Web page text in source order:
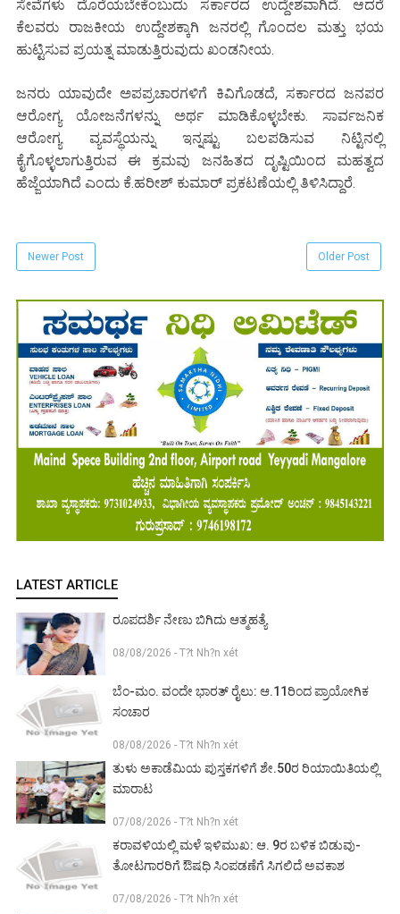
ಸೇವೆಗಳು ದೊರೆಯಬೇಕೆಂಬುದು ಸರ್ಕಾರದ ಉದ್ದೇಶವಾಗಿದೆ. ಆದರೆ
ಕೆಲವರು ರಾಜಕೀಯ ಉದ್ದೇಶಕ್ಕಾಗಿ ಜನರಲ್ಲಿ ಗೊಂದಲ ಮತ್ತು ಭಯ
ಹುಟ್ಟಿಸುವ ಪ್ರಯತ್ನ ಮಾಡುತ್ತಿರುವುದು ಖಂಡನೀಯ.
ಜನರು ಯಾವುದೇ ಅಪಪ್ರಚಾರಗಳಿಗೆ ಕಿವಿಗೊಡದೆ, ಸರ್ಕಾರದ ಜನಪರ
ಆರೋಗ್ಯ ಯೋಜನೆಗಳನ್ನು ಅರ್ಥ ಮಾಡಿಕೊಳ್ಳಬೇಕು. ಸಾರ್ವಜನಿಕ
ಆರೋಗ್ಯ ವ್ಯವಸ್ಥೆಯನ್ನು ಇನ್ನಷ್ಟು ಬಲಪಡಿಸುವ ನಿಟ್ಟಿನಲ್ಲಿ
ಕೈಗೊಳ್ಳಲಾಗುತ್ತಿರುವ ಈ ಕ್ರಮವು ಜನಹಿತದ ದೃಷ್ಟಿಯಿಂದ ಮಹತ್ವದ
ಹೆಜ್ಜೆಯಾಗಿದೆ ಎಂದು ಕೆ.ಹರೀಶ್ ಕುಮಾರ್ ಪ್ರಕಟಣೆಯಲ್ಲಿ ತಿಳಿಸಿದ್ದಾರೆ.
Newer Post Older Post
LATEST ARTICLE
ರೂಪದರ್ಶಿ ನೇಣು ಬಿಗಿದು ಆತ್ಮಹತ್ಯೆ
08/08/2026 - T?t Nh?n xét
ಬೆಂ-ಮಂ. ವಂದೇ ಭಾರತ್ ರೈಲು: ಆ.11ರಿಂದ ಪ್ರಾಯೋಗಿಕ
ಸಂಚಾರ
08/08/2026 - T?t Nh?n xét
ತುಳು ಅಕಾಡೆಮಿಯ ಪುಸ್ತಕಗಳಿಗೆ ಶೇ.50ರ ರಿಯಾಯಿತಿಯಲ್ಲಿ
ಮಾರಾಟ
07/08/2026 - T?t Nh?n xét
ಕರಾವಳಿಯಲ್ಲಿ ಮಳೆ ಇಳಿಮುಖ: ಆ. 9ರ ಬಳಿಕ ಬಿಡುವು-
ತೋಟಗಾರರಿಗೆ ಔಷಧಿ ಸಿಂಪಡಣೆಗೆ ಸಿಗಲಿದೆ ಅವಕಾಶ
07/08/2026 - T?t Nh?n xét